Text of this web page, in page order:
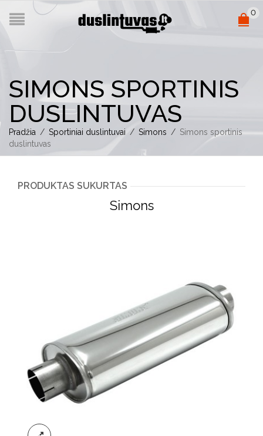
0
SIMONS SPORTINIS
DUSLINTUVAS
Pradžia / Sportiniai duslintuvai / Simons / Simons sportinis
duslintuvas
PRODUKTAS SUKURTAS
Simons